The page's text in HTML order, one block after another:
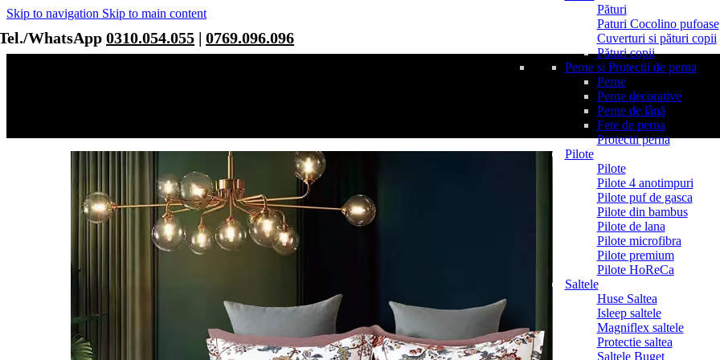
Skip to navigation Skip to main content
WhatsApp 0310.054.055 | 0769.096.096
Pături
Paturi Cocolino pufoase
Cuverturi si pături copii
Pături copii
Perne si Protectii de perna
Perne
Perne decorative
Perne de lână
Fete de perna
Protectii perna
Pilote
Pilote
Pilote 4 anotimpuri
Pilote puf de gasca
Pilote din bambus
Pilote de lana
Pilote microfibra
Pilote premium
Pilote HoReCa
Saltele
Huse Saltea
Isleep saltele
Magniflex saltele
Protectie saltea
Saltele Buget